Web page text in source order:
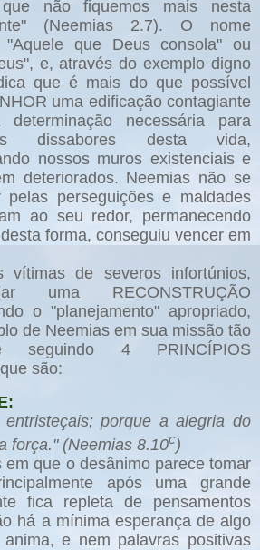
não fiquemos mais nesta
(Neemias 2.7). O nome
"Aquele que Deus consola" ou
e, através do exemplo digno
que é mais do que possível
uma edificação contagiante
necessária para
dissabores desta vida,
nossos muros existenciais e
deteriorados. Neemias não se
pelas perseguições e maldades
ao seu redor, permanecendo
forma, conseguiu vencer em
vítimas de severos infortúnios,
uma RECONSTRUÇÃO
o "planejamento" apropriado,
de Neemias em sua missão tão
seguindo 4 PRINCÍPIOS
são:
porque a alegria do
força." (Neemias 8.10c)
em que o desânimo parece tomar
após uma grande
fica repleta de pensamentos
há a mínima esperança de algo
e nem palavras positivas